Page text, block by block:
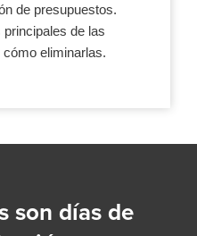
de presupuestos.
de las
eliminarlas.
son días de